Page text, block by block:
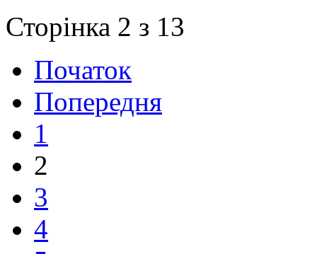
Сторінка 2 з 13
Початок
Попередня
1
2
3
4